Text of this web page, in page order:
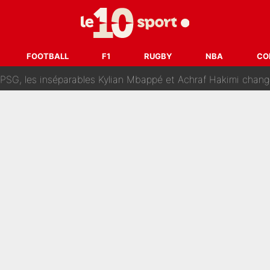
FOOTBALL F1 RUGBY NBA
Kanté : Comme Yan Diomandé, les deux champions du
La Chaîne L’Équipe : Même Olivier Ménard n’avait pas pu empêcher son départ,
les inséparables Kylian Mbappé et Achraf Hakimi